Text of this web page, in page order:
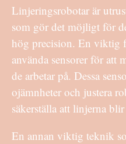
Linjeringsrobotar är
som gör det möjligt för
hög precision. En viktig
använda sensorer för att
de arbetar på. Dessa
ojämnheter och justera
säkerställa att linjerna
En annan viktig teknik